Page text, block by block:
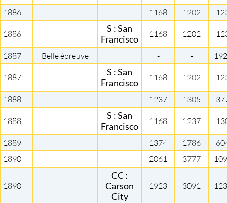
1886 1168 1202
1886
S : San
Francisco
1168 1202
1887 Belle épreuve - -
1887
S : San
Francisco
1168 1202
1888 1237 1305
1888
S : San
Francisco
1168 1237
1889 1374 1786
1890
2061 3777
1890
CC :
Carson
City
1923 3091